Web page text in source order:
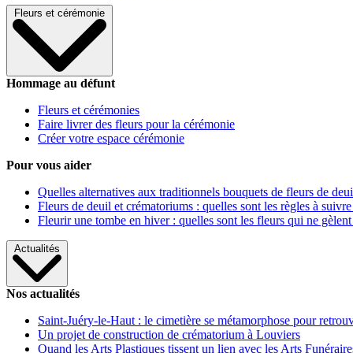
Fleurs et cérémonie
Hommage au défunt
Fleurs et cérémonies
Faire livrer des fleurs pour la cérémonie
Créer votre espace cérémonie
Pour vous aider
Quelles alternatives aux traditionnels bouquets de fleurs de
Fleurs de deuil et crématoriums : quelles sont les règles à
Fleurir une tombe en hiver : quelles sont les fleurs qui ne gèlent
Actualités
Nos actualités
Saint-Juéry-le-Haut : le cimetière se métamorphose pour
Un projet de construction de crématorium à Louviers
Quand les Arts Plastiques tissent un lien avec les Arts